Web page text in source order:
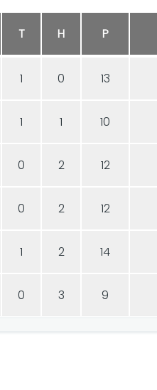
T H P
1 0 13
1 1 10
0 2 12
0 2 12
1 2 14
0 3 9